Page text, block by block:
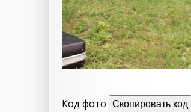
Код фото Скопировать код